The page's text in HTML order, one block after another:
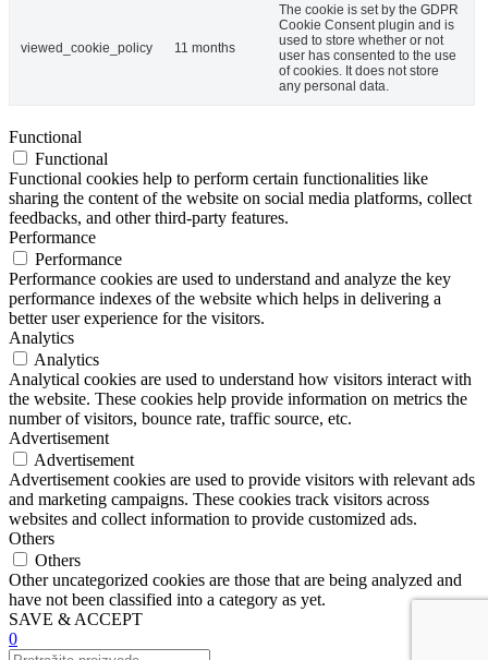
viewed_cookie_policy 11 months
The cookie is set by the GDPR
Cookie Consent plugin and is
used to store whether or not
user has consented to the use
of cookies. It does not store
any personal data.
Functional
Functional
Functional cookies help to perform certain functionalities like
sharing the content of the website on social media platforms, collect
feedbacks, and other third-party features.
Performance
Performance
Performance cookies are used to understand and analyze the key
performance indexes of the website which helps in delivering a
better user experience for the visitors.
Analytics
Analytics
Analytical cookies are used to understand how visitors interact with
the website. These cookies help provide information on metrics the
number of visitors, bounce rate, traffic source, etc.
Advertisement
Advertisement
Advertisement cookies are used to provide visitors with relevant ads
and marketing campaigns. These cookies track visitors across
websites and collect information to provide customized ads.
Others
Others
Other uncategorized cookies are those that are being analyzed and
have not been classified into a category as yet.
SAVE & ACCEPT
0